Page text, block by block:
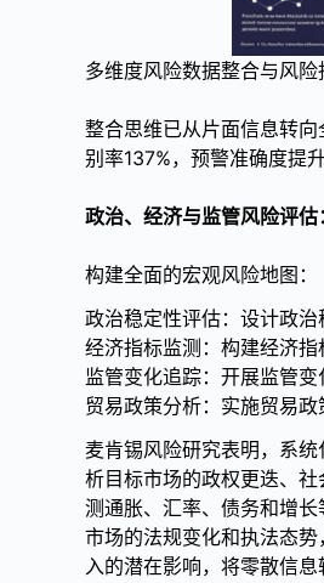
多维度风险数据整合与风险
整合思维已从片面信息转
别率137%，预警准确度提升
政治、经济与监管风险评估：
构建全面的宏观风险地图：
政治稳定性评估：设计政
经济指标监测：构建经济
监管变化追踪：开展监管
贸易政策分析：实施贸易
麦肯锡风险研究表明，系
析目标市场的政权更迭、
测通胀、汇率、债务和增
市场的法规变化和执法态
入的潜在影响，将零散信息